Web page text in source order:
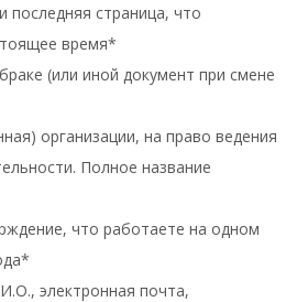
последняя страница, что
время*
(или иной документ при смене
организации, на право ведения
Полное название
что работаете на одном
электронная почта,